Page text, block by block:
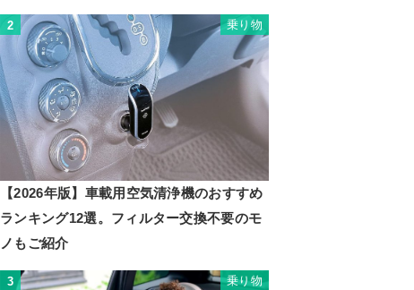
2 乗り物
【2026年版】車載用空気清浄機のおすすめ
ランキング12選。フィルター交換不要のモ
ノもご紹介
3 乗り物